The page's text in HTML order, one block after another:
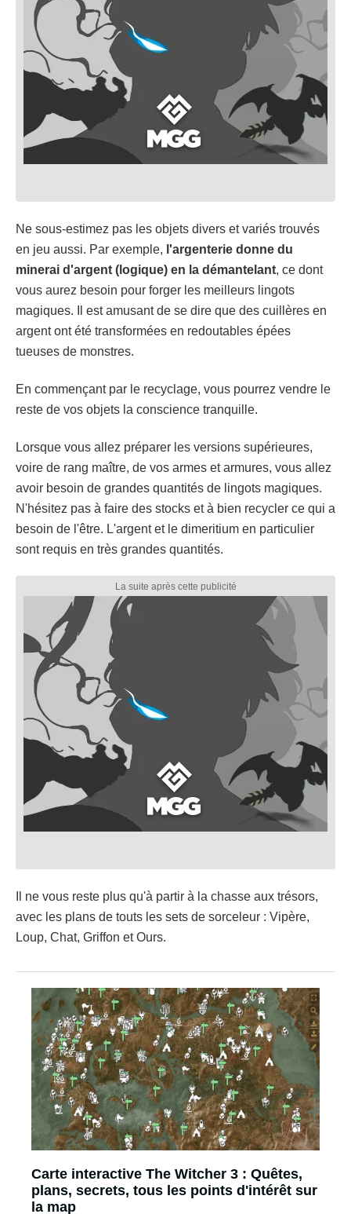
Ne sous-estimez pas les objets divers et variés trouvés
en jeu aussi. Par exemple, l'argenterie donne du
minerai d'argent (logique) en la démantelant, ce dont
vous aurez besoin pour forger les meilleurs lingots
magiques. Il est amusant de se dire que des cuillères en
argent ont été transformées en redoutables épées
tueuses de monstres.
En commençant par le recyclage, vous pourrez vendre le
reste de vos objets la conscience tranquille.
Lorsque vous allez préparer les versions supérieures,
voire de rang maître, de vos armes et armures, vous allez
avoir besoin de grandes quantités de lingots magiques.
N'hésitez pas à faire des stocks et à bien recycler ce qui a
besoin de l'être. L'argent et le dimeritium en particulier
sont requis en très grandes quantités.
Il ne vous reste plus qu'à partir à la chasse aux trésors,
avec les plans de touts les sets de sorceleur : Vipère,
Loup, Chat, Griffon et Ours.
Carte interactive The Witcher 3 : Quêtes,
plans, secrets, tous les points d'intérêt sur
la map